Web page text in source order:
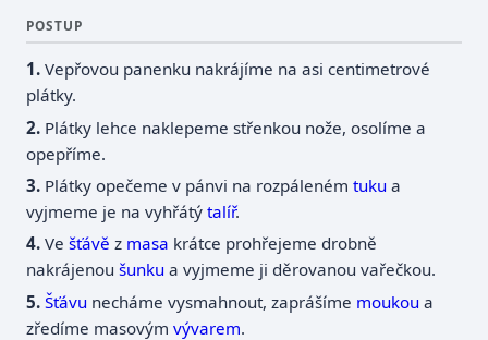
POSTUP
Vepřovou panenku nakrájíme na asi centimetrové
plátky.
Plátky lehce naklepeme střenkou nože, osolíme a
opepříme.
Plátky opečeme v pánvi na rozpálenémtuku a
vyjmeme je na vyhřátýtalíř.
Vešťávě z masa krátce prohřejeme drobně
nakrájenoušunku a vyjmeme ji děrovanou vařečkou.
Šťávu necháme vysmahnout, zaprášíme moukou a
zředíme masovýmvývarem.